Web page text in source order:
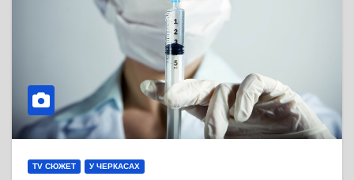
TV СЮЖЕТ У ЧЕРКАСАХ